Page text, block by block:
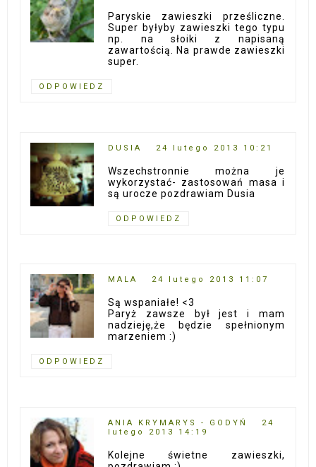
Paryskie zawieszki prześliczne.
Super byłyby zawieszki tego typu
np. na słoiki z napisaną
zawartością. Na prawde zawieszki
super.
ODPOWIEDZ
DUSIA 24 lutego 2013 10:21
Wszechstronnie można je
wykorzystać- zastosowań masa i
są urocze pozdrawiam Dusia
ODPOWIEDZ
MALA 24 lutego 2013 11:07
Są wspaniałe! <3
Paryż zawsze był jest i mam
nadzieję,że będzie spełnionym
marzeniem :)
ODPOWIEDZ
ANIA KRYMARYS - GODYŃ
24
lutego 2013 14:19
Kolejne świetne zawieszki,